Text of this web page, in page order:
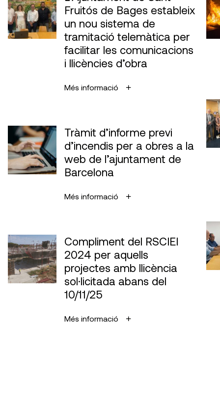
Fruitós de Bages estableix
un nou sistema de
tramitació telemàtica per
facilitar les comunicacions
i llicències d’obra
Més informació
Tràmit d’informe previ
d’incendis per a obres a la
web de l’ajuntament de
Barcelona
Més informació
Compliment del RSCIEI
2024 per aquells
projectes amb llicència
sol·licitada abans del
10/11/25
Més informació